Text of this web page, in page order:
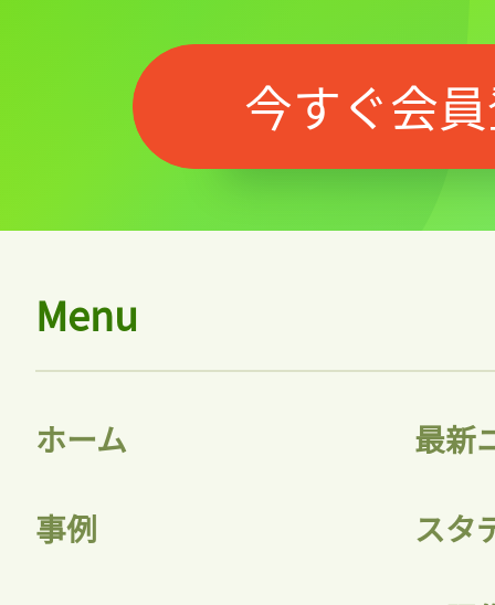
今すぐ会
Menu
ホーム 最新
事例 スタ